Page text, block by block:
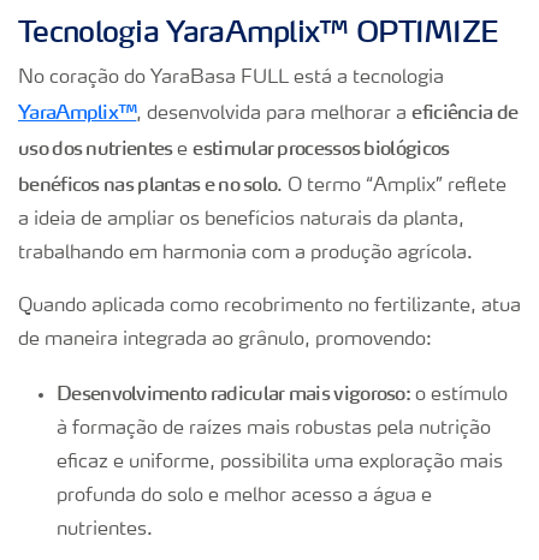
Tecnologia YaraAmplix™ OPTIMIZE
No coração do YaraBasa FULL está a tecnologia
YaraAmplix™, desenvolvida para melhorar aeficiência de
uso dos nutrienteseestimular processos biológicos
benéficos nas plantas e no solo. O termo “Amplix” reflete
a ideia de ampliar os benefícios naturais da planta,
trabalhando em harmonia com a produção agrícola.
Quando aplicada como recobrimento no fertilizante, atua
de maneira integrada ao grânulo, promovendo:
Desenvolvimento radicular mais vigoroso: o estímulo
à formação de raízes mais robustas pela nutrição
eficaz e uniforme, possibilita uma exploração mais
profunda do solo e melhor acesso a água e
nutrientes.